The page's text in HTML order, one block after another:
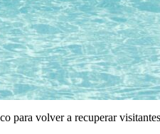
para volver a recuperar